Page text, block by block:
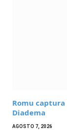
Romu
Diadema
AGOSTO 7, 2026